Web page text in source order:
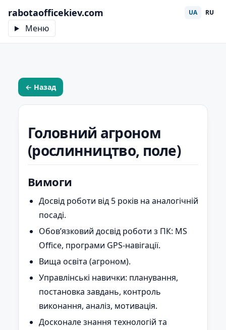
rabotaofficekiev.com
Меню
UA RU
← Назад
Головний агроном
(рослинництво, поле)
Вимоги
Досвід роботи від 5 років на аналогічній
посаді.
Обов’язковий досвід роботи з ПК: MS
Office, програми GPS-навігації.
Вища освіта (агроном).
Управлінські навички: планування,
постановка завдань, контроль
виконання, аналіз, мотивація.
Досконале знання технологій та